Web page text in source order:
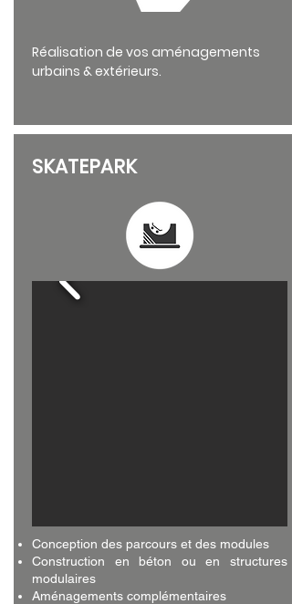
Réalisation de vos aménagements
urbains & extérieurs.
SKATEPARK
Conception des parcours et des modules
Construction en béton ou en structures
modulaires
Aménagements complémentaires